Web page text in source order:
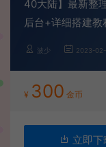
40大陆】最新整
后台+详细搭建教
波少 2023-02-
¥ 300 金币
立即下